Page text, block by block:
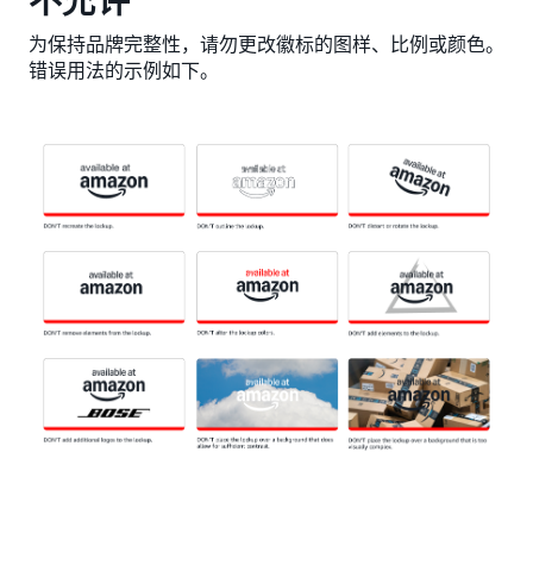
为保持品牌完整性，请勿更改徽标的图样、比例或颜色。
错误用法的示例如下。